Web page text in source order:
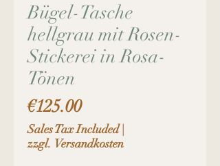
Bügel-Tasche
hellgrau mit Rosen-
Stickerei in Rosa-
Tönen
€125.00Price
Sales Tax Included|
zzgl. Versandkosten